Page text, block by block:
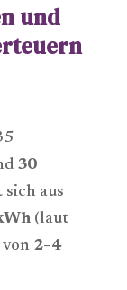
und
30
aus
(laut
von2–4